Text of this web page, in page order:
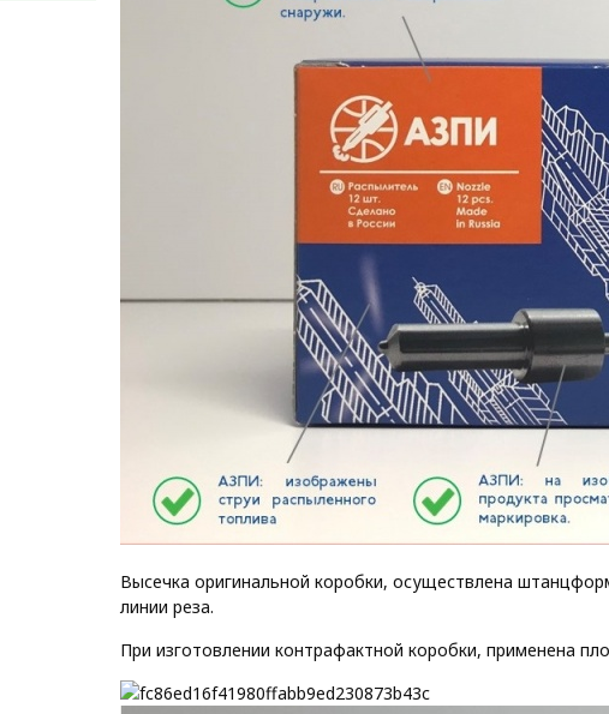
Высечка оригинальной коробки, осуществлена
линии реза.
При изготовлении контрафактной коробки, применена